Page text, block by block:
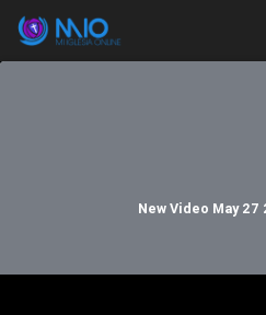
New Video May